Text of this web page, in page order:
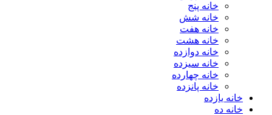
خانه پنج
خانه شش
خانه هفت
خانه هشت
خانه دوازده
خانه سیزده
خانه چهارده
خانه پانزده
خانه یازده
خانه ده